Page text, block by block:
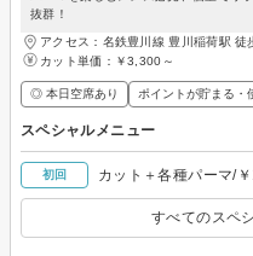
抜群！
アクセス：名鉄豊川線 豊川稲荷駅 徒
カット単価： ￥3,300～
◎ 本日空席あり ポイントが貯まる・
スペシャルメニュー
初回 カット＋各種パーマ/
すべてのスペ